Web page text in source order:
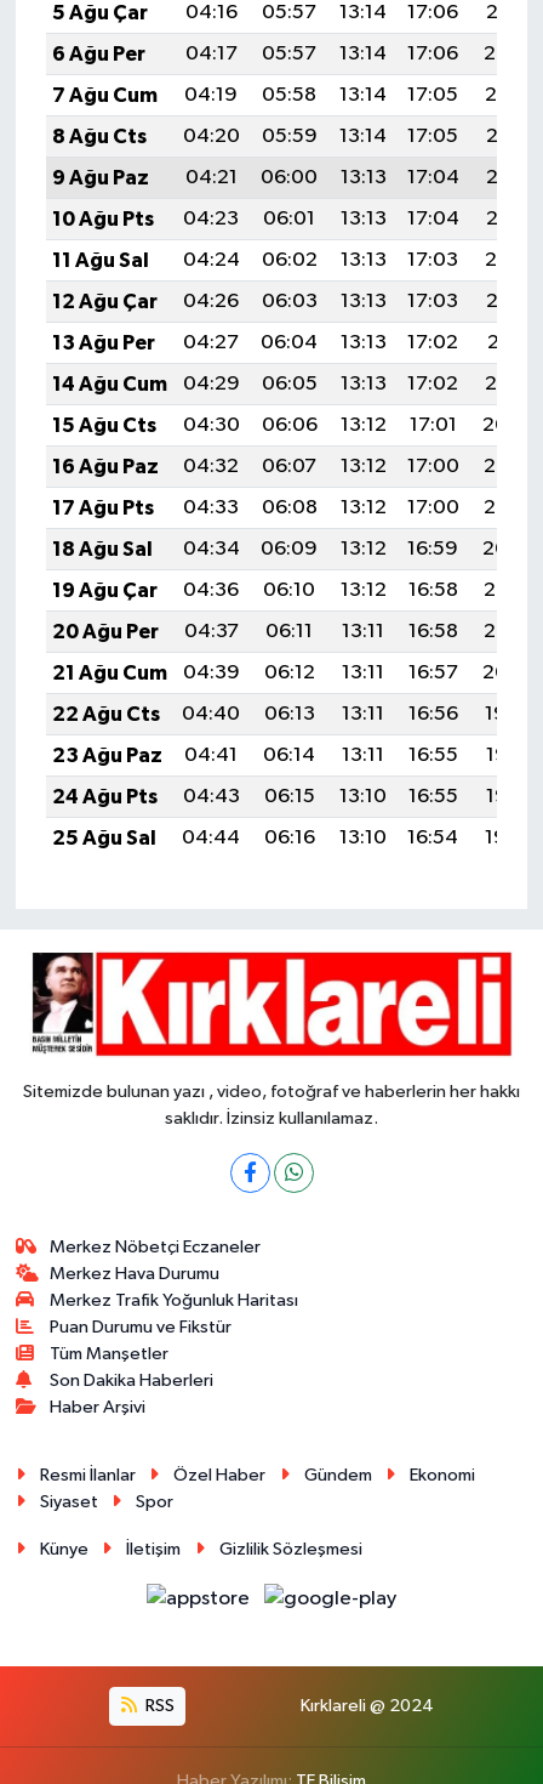
5 Ağu Çar
04:16 05:57 13:14 17:06
20:21
6 Ağu Per
04:17 05:57 13:14 17:06
20:20
7 Ağu Cum
04:19 05:58 13:14 17:05
20:19
8 Ağu Cts
04:20 05:59 13:14 17:05
20:18
9 Ağu Paz
04:21 06:00 13:13 17:04
20:16
10 Ağu Pts
04:23 06:01 13:13 17:04
20:15
11 Ağu Sal
04:24 06:02 13:13 17:03
20:14
12 Ağu Çar
04:26 06:03 13:13 17:03
20:13
13 Ağu Per
04:27 06:04 13:13 17:02
20:11
14 Ağu Cum
04:29 06:05 13:13 17:02
20:10
15 Ağu Cts
04:30 06:06 13:12 17:01
20:09
16 Ağu Paz
04:32 06:07 13:12 17:00
20:07
17 Ağu Pts
04:33 06:08 13:12 17:00
20:06
18 Ağu Sal
04:34 06:09 13:12 16:59
20:04
19 Ağu Çar
04:36 06:10 13:12 16:58
20:03
20 Ağu Per
04:37 06:11 13:11 16:58
20:02
21 Ağu Cum
04:39 06:12 13:11 16:57
20:00
22 Ağu Cts
04:40 06:13 13:11 16:56
19:59
23 Ağu Paz
04:41 06:14 13:11 16:55
19:57
24 Ağu Pts
04:43 06:15 13:10 16:55
19:56
25 Ağu Sal
04:44 06:16 13:10 16:54 19:54
Sitemizde bulunan yazı , video, fotoğraf ve haberlerin her hakkı
saklıdır. İzinsiz kullanılamaz.
Merkez Nöbetçi Eczaneler
Merkez Hava Durumu
Merkez Trafik Yoğunluk Haritası
Puan Durumu ve Fikstür
Tüm Manşetler
Son Dakika Haberleri
Haber Arşivi
Resmi İlanlar Özel Haber Gündem
Ekonomi
Siyaset
Spor
Künye İletişim Gizlilik Sözleşmesi
RSS Kırklareli @ 2024